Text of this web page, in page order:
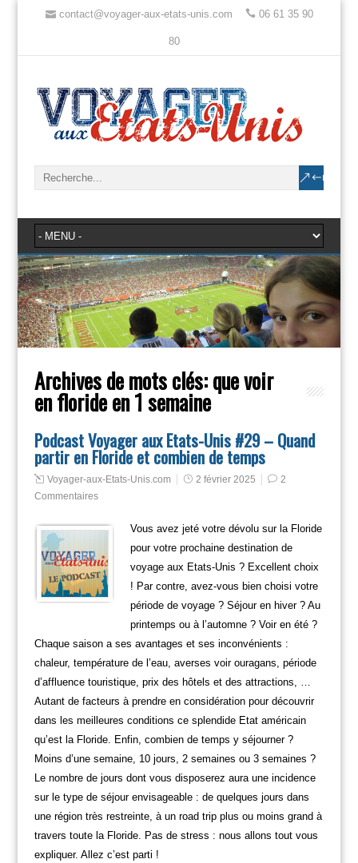
contact@voyager-aux-etats-unis.com 06 61 35 90
80
Archives de mots clés:que voir
en floride en 1 semaine
Podcast Voyager aux Etats-Unis #29 – Quand
partir en Floride et combien de temps
Voyager-aux-Etats-Unis.com 2 février 2025
2
Commentaires
Vous avez jeté votre dévolu sur la Floride
pour votre prochaine destination de
voyage aux Etats-Unis ? Excellent choix
! Par contre, avez-vous bien choisi votre
période de voyage ? Séjour en hiver ? Au
printemps ou à l’automne ? Voir en été ?
Chaque saison a ses avantages et ses inconvénients :
chaleur, température de l’eau, averses voir ouragans, période
d’affluence touristique, prix des hôtels et des attractions, …
Autant de facteurs à prendre en considération pour découvrir
dans les meilleures conditions ce splendide Etat américain
qu’est la Floride. Enfin, combien de temps y séjourner ?
Moins d’une semaine, 10 jours, 2 semaines ou 3 semaines ?
Le nombre de jours dont vous disposerez aura une incidence
sur le type de séjour envisageable : de quelques jours dans
une région très restreinte, à un road trip plus ou moins grand à
travers toute la Floride. Pas de stress : nous allons tout vous
expliquer. Allez c’est parti !